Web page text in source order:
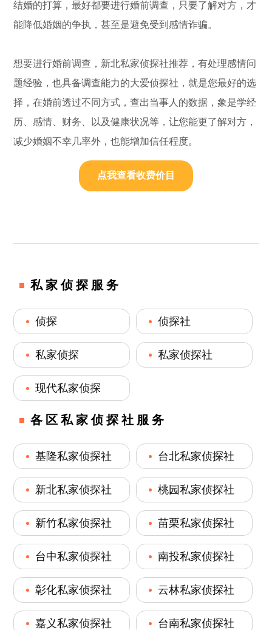
结婚的打算，最好都要进行婚前调查，只要了解对方，才
能降低婚姻的争执，甚至是避免受到感情诈骗。
想要进行婚前调查，新北私家侦探社推荐，有处理感情问
题经验，也具备调查能力的大爱侦探社，就是您最好的选
择，在婚前透过不同方式，查出当事人的数据，象是学经
历、感情、财务、以及健康状况等，让您能更了解对方，
减少婚姻不幸几率外，也能增加信任程度。
点我查看收费价目
私家侦探服务
侦探 侦探社
私家侦探 私家侦探社
现代私家侦探
各区私家侦探社服务
基隆私家侦探社 台北私家侦探社
新北私家侦探社 桃园私家侦探社
新竹私家侦探社 苗栗私家侦探社
台中私家侦探社 南投私家侦探社
彰化私家侦探社 云林私家侦探社
嘉义私家侦探社 台南私家侦探社